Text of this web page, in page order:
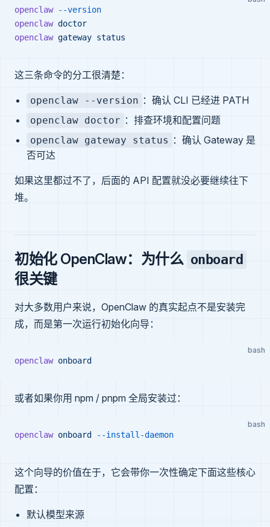
openclaw --version
openclaw doctor
openclaw gateway status
这三条命令的分工很清楚：
openclaw --version ：确认 CLI 已经进 PATH
openclaw doctor ：排查环境和配置问题
openclaw gateway status ：确认 Gateway 是
否可达
如果这里都过不了，后面的 API 配置就没必要继续往下
堆。
初始化 OpenClaw：为什么 onboard
很关键
对大多数用户来说，OpenClaw 的真实起点不是安装完
成，而是第一次运行初始化向导：
bash
openclaw onboard
或者如果你用 npm / pnpm 全局安装过：
bash
openclaw onboard --install-daemon
这个向导的价值在于，它会带你一次性确定下面这些核心
配置：
默认模型来源